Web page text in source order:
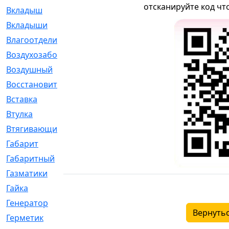
Вкладыш
Вкладыши
Влагоотделитель
Воздухозаборник
Воздушный
Восстановительный
Вставка
Втулка
Втягивающий
Габарит
Габаритный
Газматики
[117]
Гайка
Генератор
Герметик
отсканируйте код